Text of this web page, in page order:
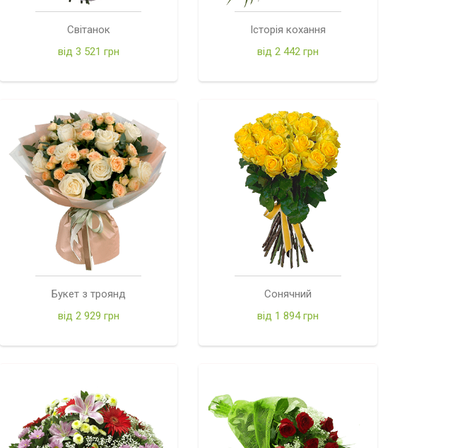
Світанок
від 3 521 грн
Історія кохання
від 2 442 грн
Букет з троянд
від 2 929 грн
Сонячний
від 1 894 грн